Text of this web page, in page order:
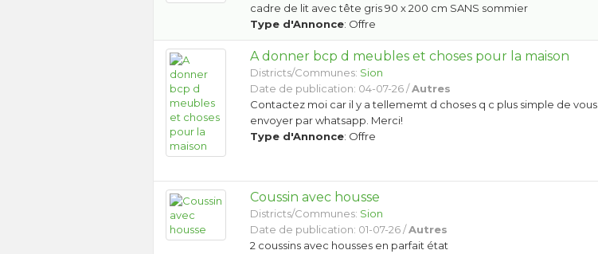
cadre de lit avec tête gris 90 x 200 cm SANS sommier
Type d'Annonce: Offre
A donner bcp d meubles et choses pour la maison
Districts/Communes: Sion
Date de publication: 04-07-26 /Autres
Contactez moi car il y a tellememt d choses q c plus simple de vous
envoyer par whatsapp. Merci!
Type d'Annonce: Offre
Coussin avec housse
Districts/Communes: Sion
Date de publication: 01-07-26 /Autres
2 coussins avec housses en parfait état